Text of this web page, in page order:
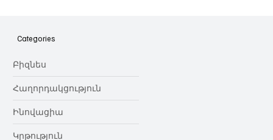
նվիրում որոշում
Categories
Բիզնես
Հաղորդակցություն
Ինովացիա
Կրթություն